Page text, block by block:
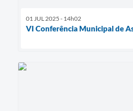
01 JUL 2025 - 14h02
VI Conferência Municipal de